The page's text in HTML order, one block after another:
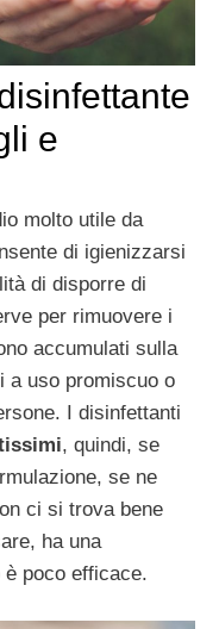
e
molto utile da
di igienizzarsi
di disporre di
per rimuovere i
accumulati sulla
a uso promiscuo o
I disinfettanti
, quindi, se
se ne
ci si trova bene
ha una
poco efficace.